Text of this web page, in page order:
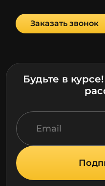
Заказать звонок
Будьте в